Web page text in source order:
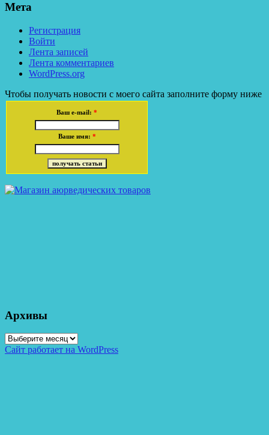
Мета
Регистрация
Войти
Лента записей
Лента комментариев
WordPress.org
Чтобы получать новости с моего сайта заполните форму ниже
Ваш e-mail: *
Ваше имя: *
Архивы
Архивы
Сайт работает на WordPress